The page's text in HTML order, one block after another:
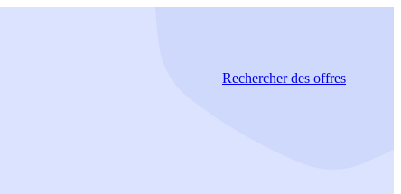
Rechercherdes offres